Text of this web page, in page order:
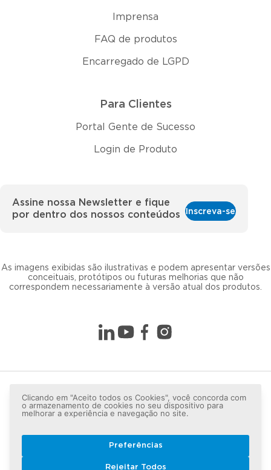
Imprensa
FAQ de produtos
Encarregado de LGPD
Para Clientes
Portal Gente de Sucesso
Login de Produto
As imagens exibidas são ilustrativas e podem apresentar versões
conceituais, protótipos ou futuras melhorias que não
correspondem necessariamente à versão atual dos produtos.
Assine nossa Newsletter e fique
por dentro dos nossos conteúdos
Inscreva-se
Copyright © 2026 LG lugar de gente - Todos os direitos
Clicando em "Aceito todos os Cookies", você concorda com
o armazenamento de cookies no seu dispositivo para
melhorar a experiência e navegação no site.
Preferências
Rejeitar Todos